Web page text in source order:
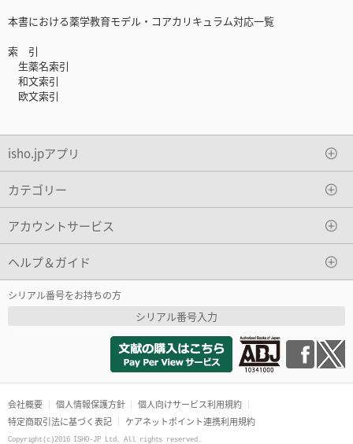
本書における薬学教育モデル・コアカリキュラム対応一覧
索 引
生薬名索引
和文索引
欧文索引
isho.jpアプリ
カテゴリー
アカウントサービス
ヘルプ＆ガイド
シリアル番号をお持ちの方
シリアル番号入力
会社概要 個人情報保護方針
個人向けサービス利用規約
特定商取引法に基づく表記
ケアネットポイント連携利用規約
Copyright(c)2016 ISHO-JP Ltd. All rights reserved.